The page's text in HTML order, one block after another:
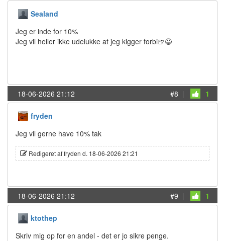
Sealand
Jeg er inde for 10%
Jeg vil heller ikke udelukke at jeg kigger forbi🍺😃
18-06-2026 21:12 #8 | 1
fryden
Jeg vil gerne have 10% tak
Redigeret af fryden d. 18-06-2026 21:21
18-06-2026 21:12 #9 | 1
ktothep
Skriv mig op for en andel - det er jo sikre penge.